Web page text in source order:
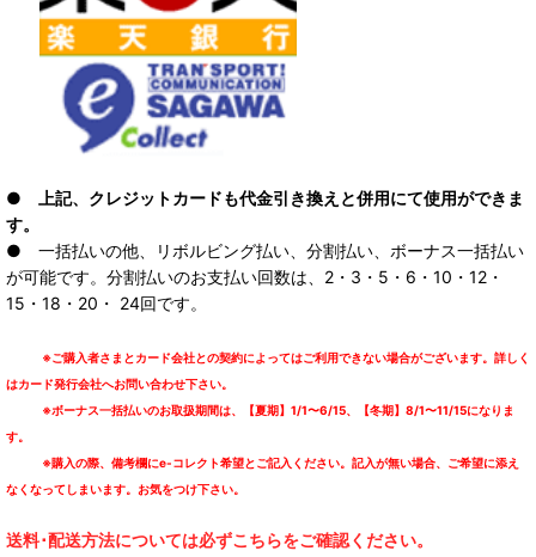
● 上記、クレジットカードも代金引き換えと併用にて使用ができま
す。
● 一括払いの他、リボルビング払い、分割払い、ボーナス一括払い
が可能です。分割払いのお支払い回数は、2・3・5・6・10・12・
15・18・20・ 24回です。
※ご購入者さまとカード会社との契約によってはご利用できない場合がございます。詳しく
はカード発行会社へお問い合わせ下さい。
※ボーナス一括払いのお取扱期間は、【夏期】1/1〜6/15、【冬期】8/1〜11/15になりま
す。
※購入の際、備考欄にe-コレクト希望とご記入ください。記入が無い場合、ご希望に添え
なくなってしまいます。お気をつけ下さい。
送料･配送方法については必ずこちらをご確認ください。